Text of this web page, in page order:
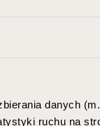
danych
ruchu na
GARDEN
Shampoo for hair